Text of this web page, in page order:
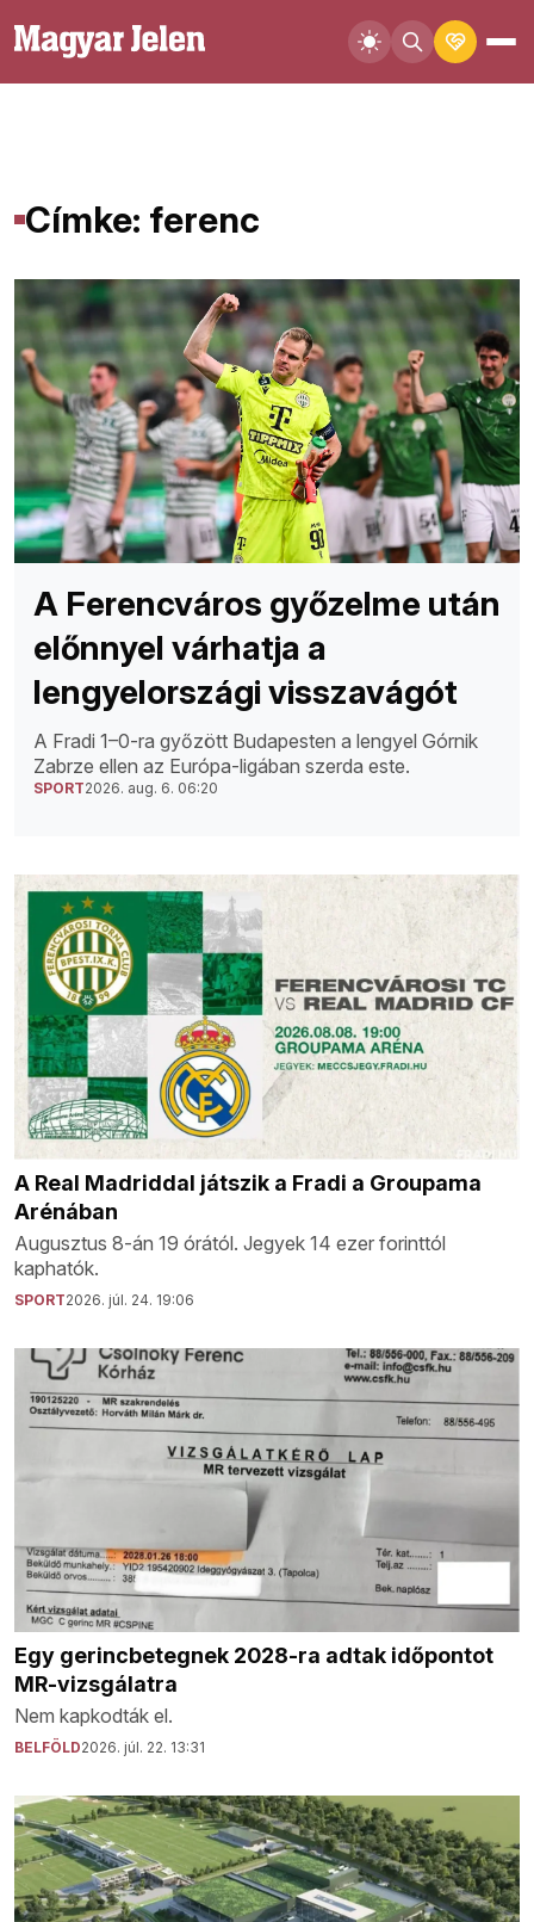
Címke: ferenc
A Ferencváros győzelme után
előnnyel várhatja a
lengyelországi visszavágót
A Fradi 1–0-ra győzött Budapesten a lengyel Górnik
Zabrze ellen az Európa-ligában szerda este.
SPORT2026. aug. 6. 06:20
A Real Madriddal játszik a Fradi a Groupama
Arénában
Augusztus 8-án 19 órától. Jegyek 14 ezer forinttól
kaphatók.
SPORT2026. júl. 24. 19:06
Egy gerincbetegnek 2028-ra adtak időpontot
MR-vizsgálatra
Nem kapkodták el.
BELFÖLD2026. júl. 22. 13:31